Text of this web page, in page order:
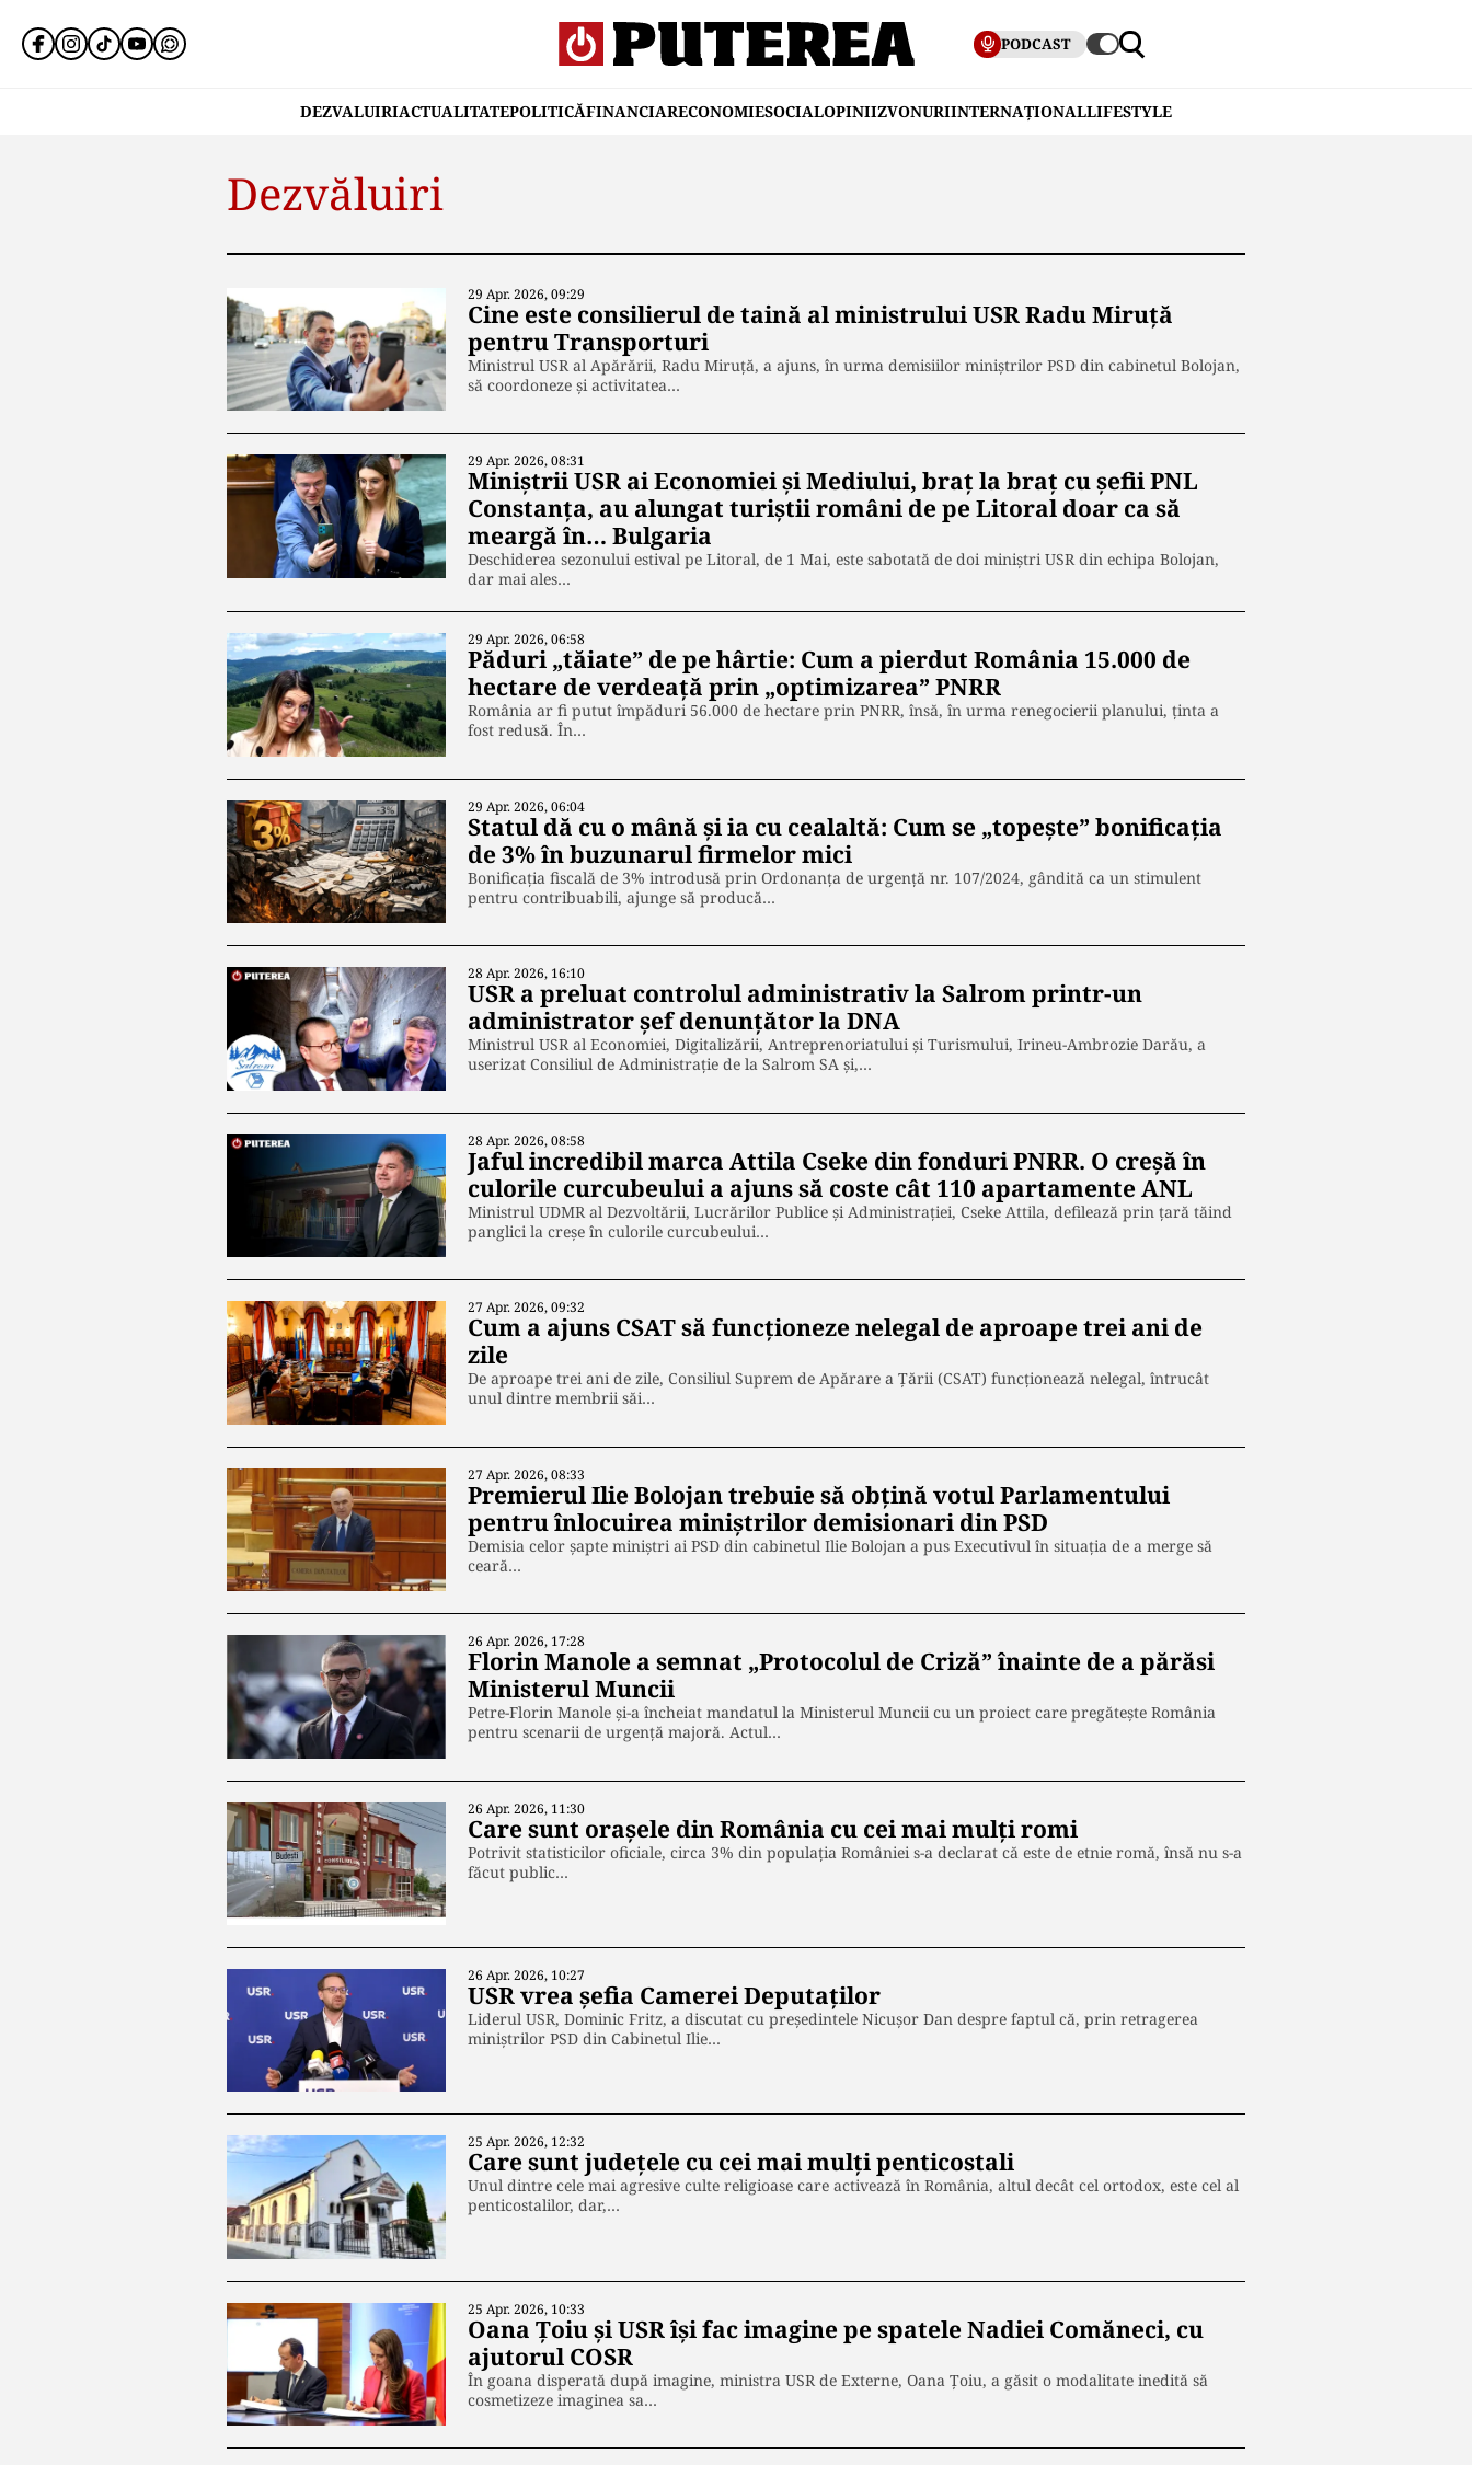
PODCAST
DEZVALUIRIACTUALITATEPOLITICĂFINANCIARECONOMIESOCIALOPINIIZVONURIINTERNAȚIONALLIFESTYLE
Dezvăluiri
29 Apr. 2026, 09:29
Cine este consilierul de taină al ministrului USR Radu Miruță
pentru Transporturi
Ministrul USR al Apărării, Radu Miruță, a ajuns, în urma demisiilor miniștrilor PSD din cabinetul Bolojan,
să coordoneze și activitatea…
29 Apr. 2026, 08:31
Miniștrii USR ai Economiei și Mediului, braț la braț cu șefii PNL
Constanța, au alungat turiștii români de pe Litoral doar ca să
meargă în… Bulgaria
Deschiderea sezonului estival pe Litoral, de 1 Mai, este sabotată de doi miniștri USR din echipa Bolojan,
dar mai ales…
29 Apr. 2026, 06:58
Păduri „tăiate” de pe hârtie: Cum a pierdut România 15.000 de
hectare de verdeață prin „optimizarea” PNRR
România ar fi putut împăduri 56.000 de hectare prin PNRR, însă, în urma renegocierii planului, ținta a
fost redusă. În…
29 Apr. 2026, 06:04
Statul dă cu o mână și ia cu cealaltă: Cum se „topește” bonificația
de 3% în buzunarul firmelor mici
Bonificația fiscală de 3% introdusă prin Ordonanța de urgență nr. 107/2024, gândită ca un stimulent
pentru contribuabili, ajunge să producă…
28 Apr. 2026, 16:10
USR a preluat controlul administrativ la Salrom printr-un
administrator șef denunțător la DNA
Ministrul USR al Economiei, Digitalizării, Antreprenoriatului și Turismului, Irineu-Ambrozie Darău, a
userizat Consiliul de Administrație de la Salrom SA și,…
28 Apr. 2026, 08:58
Jaful incredibil marca Attila Cseke din fonduri PNRR. O creșă în
culorile curcubeului a ajuns să coste cât 110 apartamente ANL
Ministrul UDMR al Dezvoltării, Lucrărilor Publice și Administrației, Cseke Attila, defilează prin țară tăind
panglici la creșe în culorile curcubeului…
27 Apr. 2026, 09:32
Cum a ajuns CSAT să funcționeze nelegal de aproape trei ani de
zile
De aproape trei ani de zile, Consiliul Suprem de Apărare a Țării (CSAT) funcționează nelegal, întrucât
unul dintre membrii săi…
27 Apr. 2026, 08:33
Premierul Ilie Bolojan trebuie să obțină votul Parlamentului
pentru înlocuirea miniștrilor demisionari din PSD
Demisia celor șapte miniștri ai PSD din cabinetul Ilie Bolojan a pus Executivul în situația de a merge să
ceară…
26 Apr. 2026, 17:28
Florin Manole a semnat „Protocolul de Criză” înainte de a părăsi
Ministerul Muncii
Petre-Florin Manole și-a încheiat mandatul la Ministerul Muncii cu un proiect care pregătește România
pentru scenarii de urgență majoră. Actul…
26 Apr. 2026, 11:30
Care sunt orașele din România cu cei mai mulți romi
Potrivit statisticilor oficiale, circa 3% din populația României s-a declarat că este de etnie romă, însă nu s-a
făcut public…
26 Apr. 2026, 10:27
USR vrea șefia Camerei Deputaților
Liderul USR, Dominic Fritz, a discutat cu președintele Nicușor Dan despre faptul că, prin retragerea
miniștrilor PSD din Cabinetul Ilie…
25 Apr. 2026, 12:32
Care sunt județele cu cei mai mulți penticostali
Unul dintre cele mai agresive culte religioase care activează în România, altul decât cel ortodox, este cel al
penticostalilor, dar,…
25 Apr. 2026, 10:33
Oana Țoiu și USR își fac imagine pe spatele Nadiei Comăneci, cu
ajutorul COSR
În goana disperată după imagine, ministra USR de Externe, Oana Țoiu, a găsit o modalitate inedită să
cosmetizeze imaginea sa…